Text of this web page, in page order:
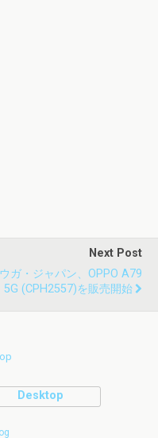
Next Post
ガ・ジャパン、OPPO A79
5G (CPH2557)を販売開始
Desktop